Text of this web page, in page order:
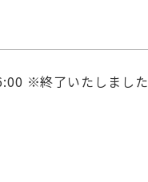
※終了いたしました